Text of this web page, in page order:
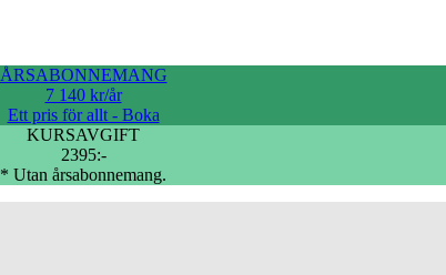
ÅRSABONNEMANG
7 140 kr/år
Ett pris för allt - Boka
KURSAVGIFT
2395:-
* Utan årsabonnemang.